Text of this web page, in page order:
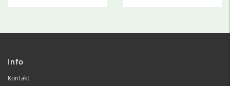
Info
Kontakt